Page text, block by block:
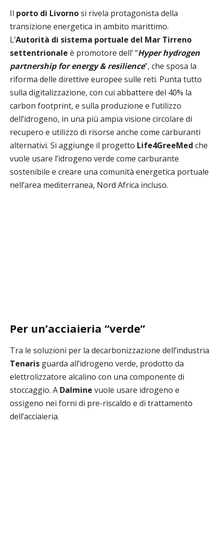
Il porto di Livornosi rivela protagonista della
transizione energetica in ambito marittimo.
L’Autorità di sistema portuale del Mar Tirreno
settentrionale è promotore dell’ “Hyper hydrogen
partnership for energy & resilience”, che sposa la
riforma delle direttive europee sulle reti. Punta tutto
sulla digitalizzazione, con cui abbattere del 40% la
carbon footprint, e sulla produzione e l’utilizzo
dell’idrogeno, in una più ampia visione circolare di
recupero e utilizzo di risorse anche come carburanti
alternativi. Si aggiunge il progetto Life4GreeMed che
vuole usare l’idrogeno verde come carburante
sostenibile e creare una comunità energetica portuale
nell’area mediterranea, Nord Africa incluso.
Per un’acciaieria “verde”
Tra le soluzioni per la decarbonizzazione dell’industria
Tenaris guarda all’idrogeno verde, prodotto da
elettrolizzatore alcalino con una componente di
stoccaggio. A Dalmine vuole usare idrogeno e
ossigeno nei forni di pre-riscaldo e di trattamento
dell’acciaieria.